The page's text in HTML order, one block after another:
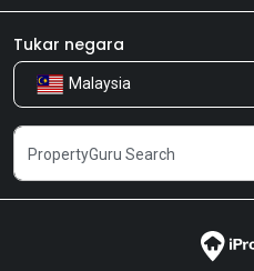
Produk kami
Kerjaya
Bilik Berita
Kongsi Maklum Balas
Tukar negara
Malaysia